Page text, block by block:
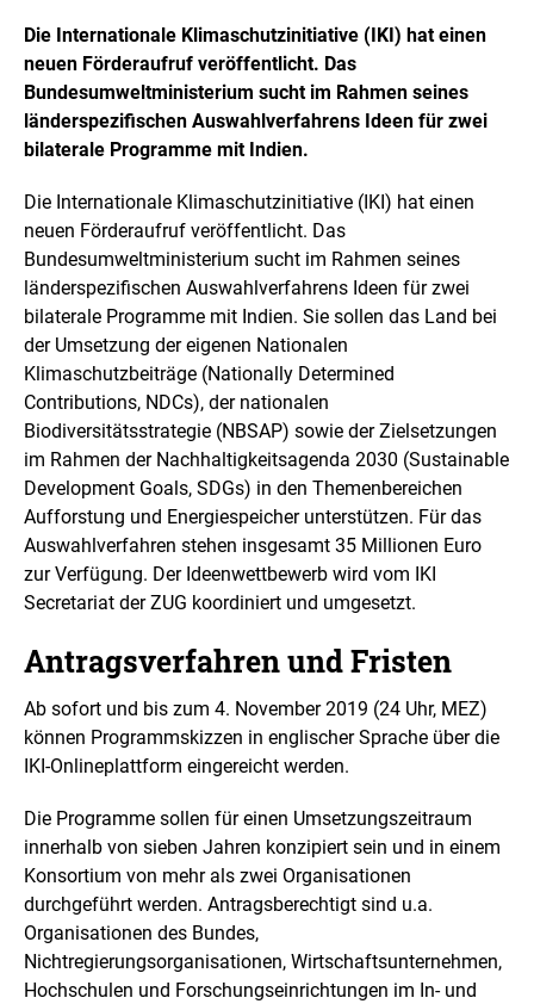
Die Internationale Klimaschutzinitiative (IKI) hat einen
neuen Förderaufruf veröffentlicht. Das
Bundesumweltministerium sucht im Rahmen seines
länderspezifischen Auswahlverfahrens Ideen für zwei
bilaterale Programme mit Indien.
Die Internationale Klimaschutzinitiative (IKI) hat einen
neuen Förderaufruf veröffentlicht. Das
Bundesumweltministerium sucht im Rahmen seines
länderspezifischen Auswahlverfahrens Ideen für zwei
bilaterale Programme mit Indien. Sie sollen das Land bei
der Umsetzung der eigenen Nationalen
Klimaschutzbeiträge (Nationally Determined
Contributions, NDCs), der nationalen
Biodiversitätsstrategie (NBSAP) sowie der Zielsetzungen
im Rahmen der Nachhaltigkeitsagenda 2030 (Sustainable
Development Goals, SDGs) in den Themenbereichen
Aufforstung und Energiespeicher unterstützen. Für das
Auswahlverfahren stehen insgesamt 35 Millionen Euro
zur Verfügung. Der Ideenwettbewerb wird vom IKI
Secretariat der ZUG koordiniert und umgesetzt.
Antragsverfahren und Fristen
Ab sofort und bis zum 4. November 2019 (24 Uhr, MEZ)
können Programmskizzen in englischer Sprache über die
IKI-Onlineplattform eingereicht werden.
Die Programme sollen für einen Umsetzungszeitraum
innerhalb von sieben Jahren konzipiert sein und in einem
Konsortium von mehr als zwei Organisationen
durchgeführt werden. Antragsberechtigt sind u.a.
Organisationen des Bundes,
Nichtregierungsorganisationen, Wirtschaftsunternehmen,
Hochschulen und Forschungseinrichtungen im In- und